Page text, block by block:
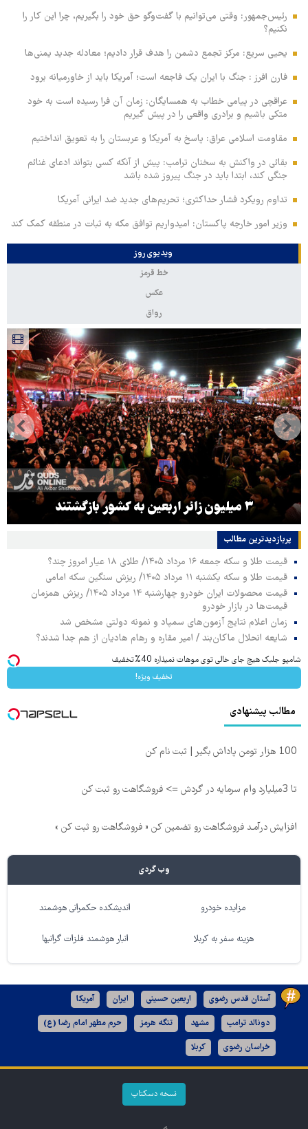
رئیس‌جمهور: وقتی می‌توانیم با گفت‌وگو حق خود را بگیریم، چرا این کار را
نکنیم؟
یحیی سریع: مرکز تجمع دشمن را هدف قرار دادیم؛ معادله جدید یمنی‌ها
فارن افرز : جنگ با ایران یک فاجعه است؛ آمریکا باید از خاورمیانه برود
عراقچی در پیامی خطاب به همسایگان: زمان آن فرا رسیده است به خود
متکی باشیم و برادری واقعی را در پیش گیریم
مقاومت اسلامی عراق: پاسخ به آمریکا و عربستان را به تعویق انداختیم
بقائی در واکنش به سخنان ترامپ: پیش از آنکه کسی بتواند ادعای غنائم
جنگی کند، ابتدا باید در جنگ پیروز شده باشد
تداوم رویکرد فشار حداکثری؛ تحریم‌های جدید ضد ایرانی آمریکا
وزیر امور خارجه پاکستان: امیدواریم توافق مکه به ثبات در منطقه کمک کند
ویدیوی روز
خط قرمز
عکس
رواق
۳ میلیون زائر اربعین به کشور بازگشتند
پربازدیدترین‌ مطالب
قیمت طلا و سکه جمعه ۱۶ مرداد ۱۴۰۵/ طلای ۱۸ عیار امروز چند؟
قیمت طلا و سکه یکشنبه ۱۱ مرداد ۱۴۰۵/ ریزش سنگین سکه امامی
قیمت محصولات ایران خودرو چهارشنبه ۱۴ مرداد ۱۴۰۵/ ریزش همزمان
قیمت‌ها در بازار خودرو
زمان اعلام نتایج آزمون‌های سمپاد و نمونه دولتی مشخص شد
شایعه انحلال ماکان‌بند / امیر مقاره و رهام هادیان از هم جدا شدند؟
شامپو جلبک هیچ جای خالی توی موهات نمیذاره 40%تخفیف
تخفیف ویژه!
مطالب پیشنهادی
100 هزار تومن پاداش بگیر | ثبت نام کن
تا 3میلیارد وام سرمایه در گردش => فروشگاهت رو ثبت کن
افزایش درآمـد فروشگاهت رو تضمین کن « فروشگاهت رو ثبت کن »
وب گردی
مزایده خودرو اندیشکده حکمرانی هوشمند
هزینه سفر به کربلا انبار هوشمند فلزات گرانبها
آستان قدس رضوی اربعین حسینی ایران آمریکا
دونالد ترامپ مشهد تنگه هرمز حرم مطهر امام رضا (ع)
خراسان رضوی کربلا
نسخه دسکتاپ